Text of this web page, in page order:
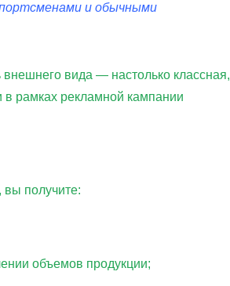
и обычными
вида — настолько классная,
в рамках рекламной кампании
получите:
объемов продукции;